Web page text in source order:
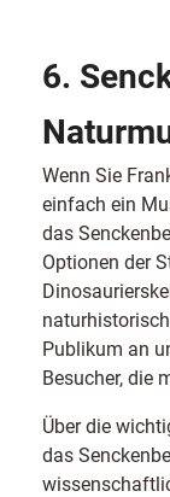
6.
Wenn Sie
einfach ein
das
Optionen der
Publikum an
Besucher, die
Über die
das